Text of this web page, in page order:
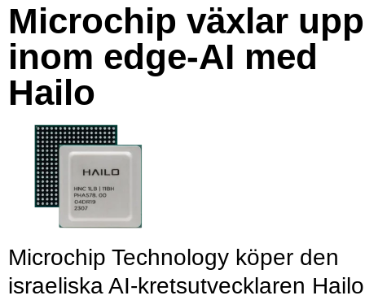
Microchip växlar upp
inom edge-AI med
Hailo
Microchip Technology köper den
israeliska AI-kretsutvecklaren